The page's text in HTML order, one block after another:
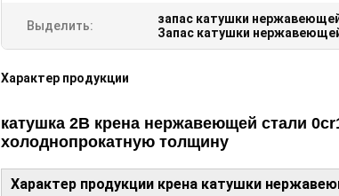
Выделить: запас катушки
Запас катушки
Характер продукции
катушка 2B крена нержавеющей стали
холоднопрокатную толщину
Характер продукции крена катушки